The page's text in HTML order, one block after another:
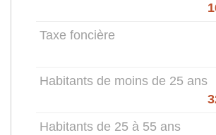
Taxe foncière
Habitants de moins de 25 ans
Habitants de 25 à 55 ans